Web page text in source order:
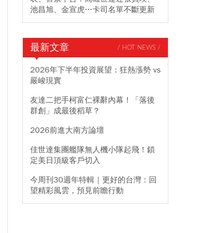
池昌旭、金宣虎…卡司名單不斷更新
最新文章 / HOT NEWS /
2026年下半年投資展望：狂熱漲勢 vs
嚴峻現實
友達二把手柯富仁裸辭內幕！「落後
群創」成最後稻草？
2026前進大南方論壇
佳世達集團艦隊無人機小隊起飛！鎖
定美日頂級客戶切入
今周刊30週年特輯｜更好的台灣：回
望精彩風雲，預見前瞻行動